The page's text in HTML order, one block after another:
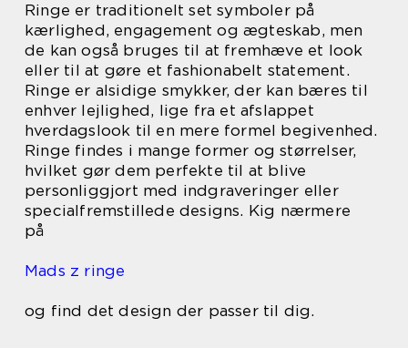
Ringe er traditionelt set symboler på
kærlighed, engagement og ægteskab, men
de kan også bruges til at fremhæve et look
eller til at gøre et fashionabelt statement.
Ringe er alsidige smykker, der kan bæres til
enhver lejlighed, lige fra et afslappet
hverdagslook til en mere formel begivenhed.
Ringe findes i mange former og størrelser,
hvilket gør dem perfekte til at blive
personliggjort med indgraveringer eller
specialfremstillede designs. Kig nærmere
på
Mads z ringe
og find det design der passer til dig.